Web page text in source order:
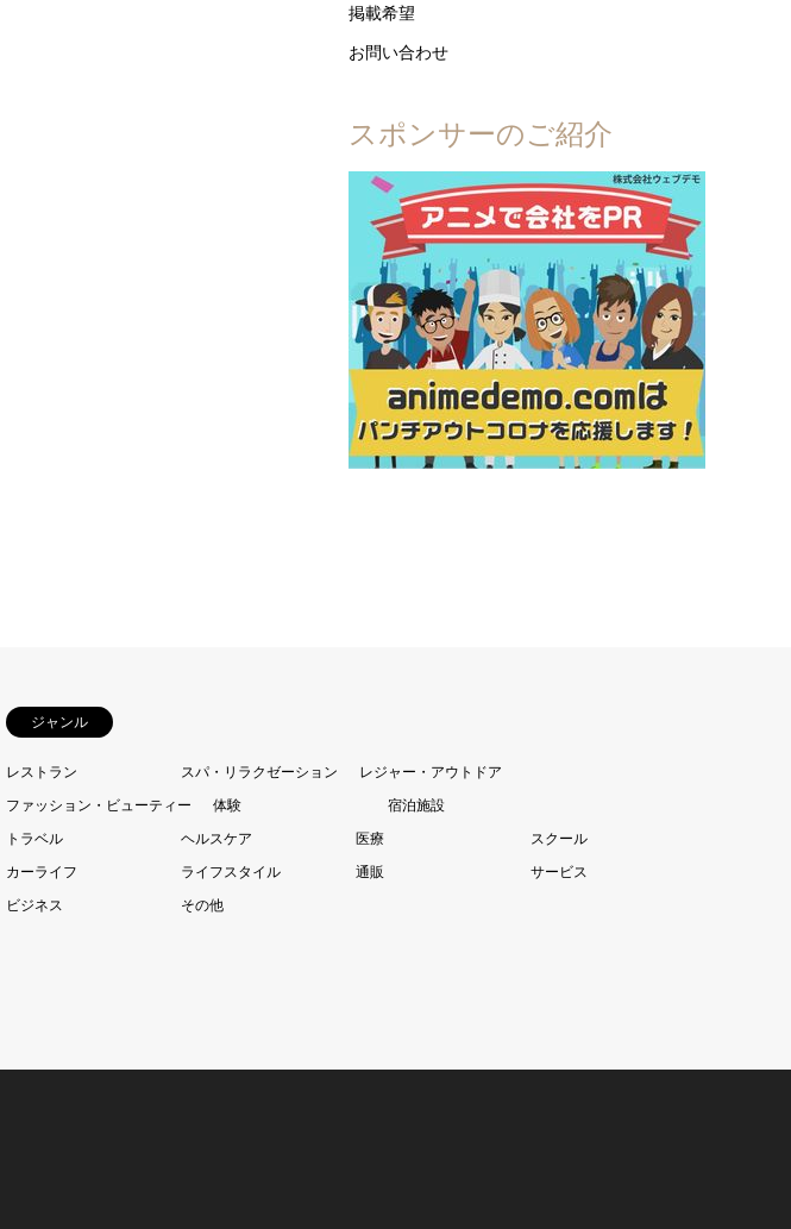
掲載希望
お問い合わせ
スポンサーのご紹介
ジャンル
レストラン スパ・リラクゼーション
レジャー・アウトドア
ファッション・ビューティー
体験
宿泊施設
トラベル
ヘルスケア 医療
スクール
カーライフ
ライフスタイル 通販
サービス
ビジネス
その他